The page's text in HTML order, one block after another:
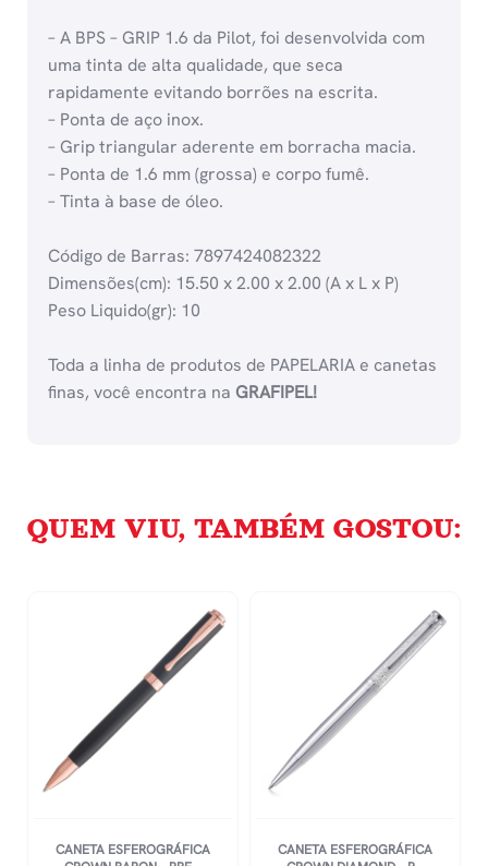
– A BPS – GRIP 1.6 da Pilot, foi desenvolvida com
uma tinta de alta qualidade, que seca
rapidamente evitando borrões na escrita.
– Ponta de aço inox.
– Grip triangular aderente em borracha macia.
– Ponta de 1.6 mm (grossa) e corpo fumê.
– Tinta à base de óleo.
Código de Barras: 7897424082322
Dimensões(cm): 15.50 x 2.00 x 2.00 (A x L x P)
Peso Liquido(gr): 10
Toda a linha de produtos de PAPELARIA e canetas
finas, você encontra na GRAFIPEL!
QUEM VIU, TAMBÉM GOSTOU:
CANETA ESFEROGRÁFICA
CANETA ESFEROGRÁFICA